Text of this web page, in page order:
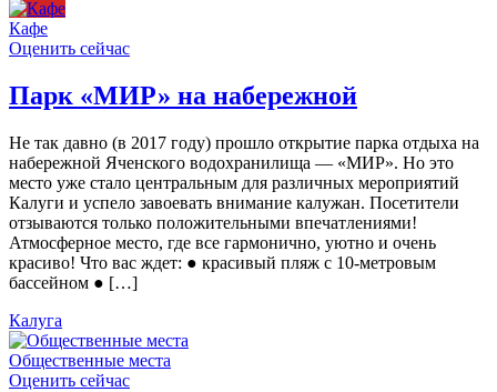
Кафе
Оценить сейчас
Парк «МИР» на набережной
Не так давно (в 2017 году) прошло открытие парка отдыха на
набережной Яченского водохранилища — «МИР». Но это
место уже стало центральным для различных мероприятий
Калуги и успело завоевать внимание калужан. Посетители
отзываются только положительными впечатлениями!
Атмосферное место, где все гармонично, уютно и очень
красиво! Что вас ждет: ● красивый пляж с 10-метровым
бассейном ● […]
Калуга
Общественные места
Оценить сейчас